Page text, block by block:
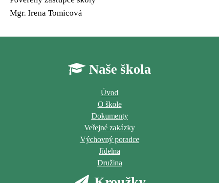
Mgr. Irena Tomicová
Naše škola
Úvod
O škole
Dokumenty
Veřejné zakázky
Výchovný poradce
Jídelna
Družina